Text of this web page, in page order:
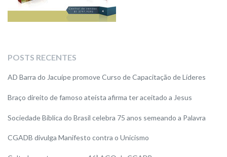
POSTS RECENTES
AD Barra do Jacuípe promove Curso de Capacitação de Líderes
Braço direito de famoso ateísta afirma ter aceitado a Jesus
Sociedade Bíblica do Brasil celebra 75 anos semeando a Palavra
CGADB divulga Manifesto contra o Unicismo